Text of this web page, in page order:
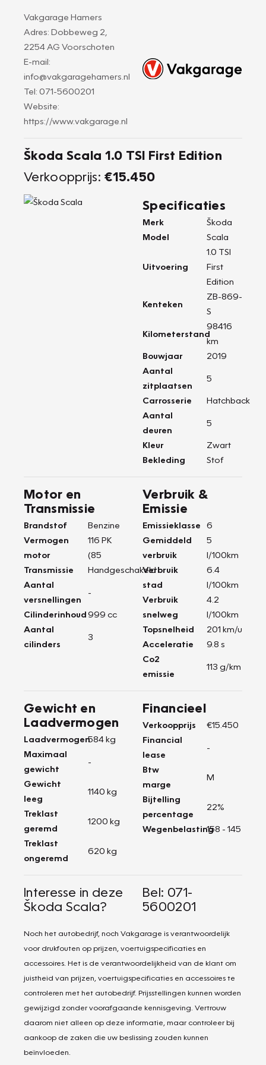
Vakgarage Hamers
Adres: Dobbeweg 2,
2254 AG Voorschoten
E-mail:
info@vakgaragehamers.nl
Tel: 071-5600201
Website:
https://www.vakgarage.nl
Škoda Scala 1.0 TSI First Edition
Verkoopprijs: €15.450
Specificaties
Merk
Škoda
Model
Scala
Uitvoering
1.0 TSI
First
Edition
Kenteken
ZB-869-
S
Kilometerstand
98416
km
Bouwjaar
2019
Aantal
zitplaatsen
5
Carrosserie
Hatchback
Aantal
deuren
5
Kleur
Zwart
Bekleding
Stof
Motor en
Transmissie
Brandstof
Benzine
Vermogen
motor
116 PK
(85
Transmissie
Handgeschakeld
Aantal
versnellingen
-
Cilinderinhoud999 cc
Aantal
cilinders
3
Verbruik &
Emissie
Emissieklasse
6
Gemiddeld
verbruik
5
l/100km
Verbruik
stad
6.4
l/100km
Verbruik
snelweg
4.2
l/100km
Topsnelheid
201 km/u
Acceleratie
9.8 s
Co2
emissie
113 g/km
Gewicht en
Laadvermogen
Laadvermogen584 kg
Maximaal
gewicht
-
Gewicht
leeg
1140 kg
Treklast
geremd
1200 kg
Treklast
ongeremd
620 kg
Financieel
Verkoopprijs
€15.450
Financial
lease
-
Btw
marge
M
Bijtelling
percentage
22%
Wegenbelasting158 - 145
Interesse in deze
Škoda Scala?
Bel: 071-
5600201
Noch het autobedrijf, noch Vakgarage is verantwoordelijk
voor drukfouten op prijzen, voertuigspecificaties en
accessoires. Het is de verantwoordelijkheid van de klant om
juistheid van prijzen, voertuigspecificaties en accessoires te
controleren met het autobedrijf. Prijsstellingen kunnen worden
gewijzigd zonder voorafgaande kennisgeving. Vertrouw
daarom niet alleen op deze informatie, maar controleer bij
aankoop de zaken die uw beslissing zouden kunnen
beïnvloeden.